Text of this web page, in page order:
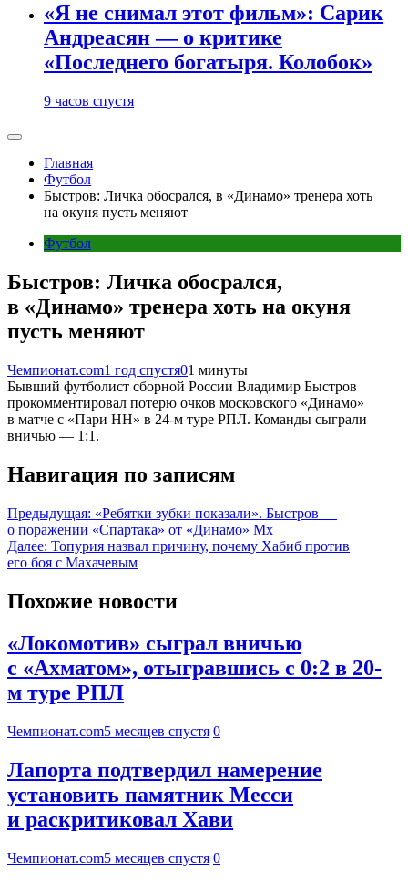
«Я не снимал этот фильм»: Сарик
Андреасян — о критике
«Последнего богатыря. Колобок»
9 часов спустя
Главная
Футбол
Быстров: Личка обосрался, в «Динамо» тренера хоть
на окуня пусть меняют
Футбол
Быстров: Личка обосрался,
в «Динамо» тренера хоть на окуня
пусть меняют
Чемпионат.com1 год спустя01 минуты
Бывший футболист сборной России Владимир Быстров
прокомментировал потерю очков московского «Динамо»
в матче с «Пари НН» в 24-м туре РПЛ. Команды сыграли
вничью — 1:1.
Навигация по записям
Предыдущая: «Ребятки зубки показали». Быстров —
о поражении «Спартака» от «Динамо» Мх
Далее: Топурия назвал причину, почему Хабиб против
его боя с Махачевым
Похожие новости
«Локомотив» сыграл вничью
с «Ахматом», отыгравшись с 0:2 в 20-
м туре РПЛ
Чемпионат.com5 месяцев спустя 0
Лапорта подтвердил намерение
установить памятник Месси
и раскритиковал Хави
Чемпионат.com5 месяцев спустя 0